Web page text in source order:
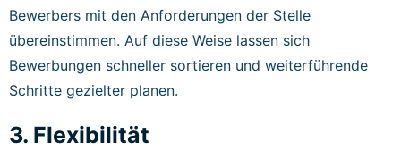
Bewerbers mit den Anforderungen der Stelle
übereinstimmen. Auf diese Weise lassen sich
Bewerbungen schneller sortieren und weiterführende
Schritte gezielter planen.
3. Flexibilität